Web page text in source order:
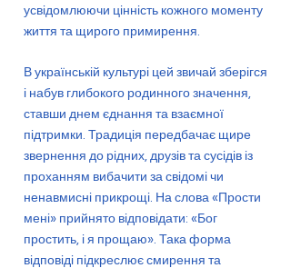
усвідомлюючи цінність кожного моменту
життя та щирого примирення.
В українській культурі цей звичай зберігся
і набув глибокого родинного значення,
ставши днем єднання та взаємної
підтримки. Традиція передбачає щире
звернення до рідних, друзів та сусідів із
проханням вибачити за свідомі чи
ненавмисні прикрощі. На слова «Прости
мені» прийнято відповідати: «Бог
простить, і я прощаю». Така форма
відповіді підкреслює смирення та